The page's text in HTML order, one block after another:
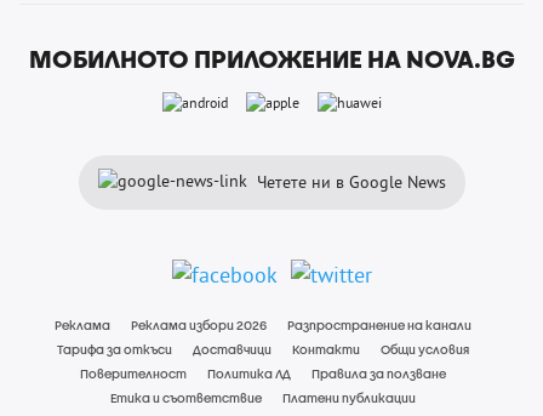
МОБИЛНОТО ПРИЛОЖЕНИЕ НА NOVA.BG
Четете ни в Google News
Реклама Реклама избори 2026
Разпространение на канали
Тарифа за откъси
Доставчици Контакти
Общи условия
Поверителност
Политика ЛД
Правила за ползване
Етика и съответствие
Платени публикации